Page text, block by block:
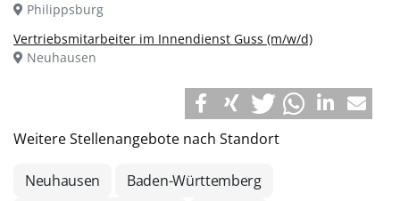
Philippsburg
Vertriebsmitarbeiter im Innendienst Guss (m/w/d)
Neuhausen
Weitere Stellenangebote nach Standort
Neuhausen
Baden-Württemberg